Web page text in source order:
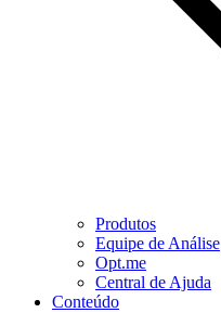
Produtos
Equipe de Análise
Opt.me
Central de Ajuda
Conteúdo